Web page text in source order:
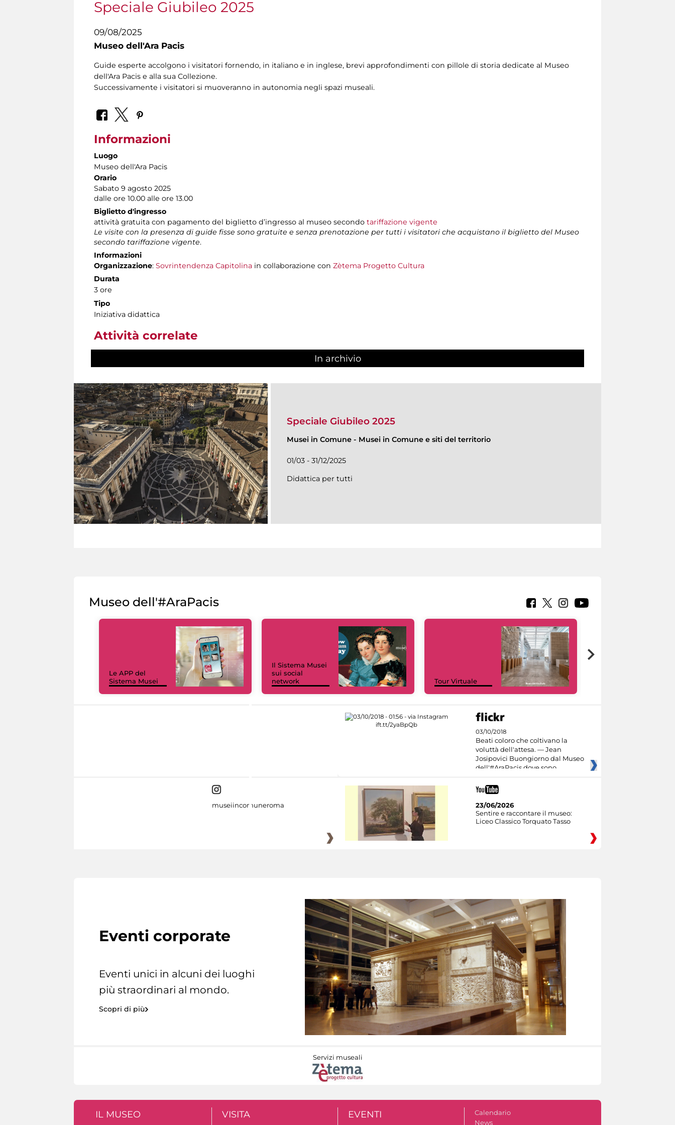
Speciale Giubileo 2025
09/08/2025
Museo dell'Ara Pacis
Guide esperte accolgono i visitatori fornendo, in italiano e in inglese, brevi approfondimenti con pillole di storia dedicate al Museo
dell'Ara Pacis e alla sua Collezione.
Successivamente i visitatori si muoveranno in autonomia negli spazi museali.
Informazioni
Luogo
Museo dell'Ara Pacis
Orario
Sabato 9 agosto 2025
dalle ore 10.00 alle ore 13.00
Biglietto d'ingresso
attività gratuita con pagamento del biglietto d’ingresso al museo secondo tariffazione vigente
Le visite con la presenza di guide fisse sono gratuite e senza prenotazione per tutti i visitatori che acquistano il biglietto del Museo
secondo tariffazione vigente.
Informazioni
Organizzazione: Sovrintendenza Capitolina in collaborazione con Zètema Progetto Cultura
Durata
3 ore
Tipo
Iniziativa didattica
Attività correlate
In archivio
Speciale Giubileo 2025
Musei in Comune - Musei in Comune e siti del territorio
01/03 - 31/12/2025
Didattica per tutti
Museo dell'#AraPacis
Le APP del
Sistema Musei
Il Sistema Musei
sui social
network
Tour Virtuale
03/10/2018
Beati coloro che coltivano la
voluttà dell'attesa. — Jean
Josipovici Buongiorno dal Museo
dell'#AraPacis dove sono
museiincomuneroma
23/06/2026
Sentire e raccontare il museo:
Liceo Classico Torquato Tasso
Eventi corporate
Eventi unici in alcuni dei luoghi
più straordinari al mondo.
Scopri di più
Servizi museali
IL MUSEO VISITA EVENTI
Calendario
News